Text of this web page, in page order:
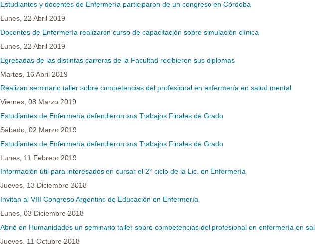
Estudiantes y docentes de Enfermería participaron de un congreso en Córdoba
Lunes, 22 Abril 2019
Docentes de Enfermería realizaron curso de capacitación sobre simulación clínica
Lunes, 22 Abril 2019
Egresadas de las distintas carreras de la Facultad recibieron sus diplomas
Martes, 16 Abril 2019
Realizan seminario taller sobre competencias del profesional en enfermería en salud mental
Viernes, 08 Marzo 2019
Estudiantes de Enfermería defendieron sus Trabajos Finales de Grado
Sábado, 02 Marzo 2019
Estudiantes de Enfermería defendieron sus Trabajos Finales de Grado
Lunes, 11 Febrero 2019
Información útil para interesados en cursar el 2° ciclo de la Lic. en Enfermería
Jueves, 13 Diciembre 2018
Invitan al VIII Congreso Argentino de Educación en Enfermería
Lunes, 03 Diciembre 2018
Abrió en Humanidades un seminario taller sobre competencias del profesional en enfermería en
Jueves, 11 Octubre 2018